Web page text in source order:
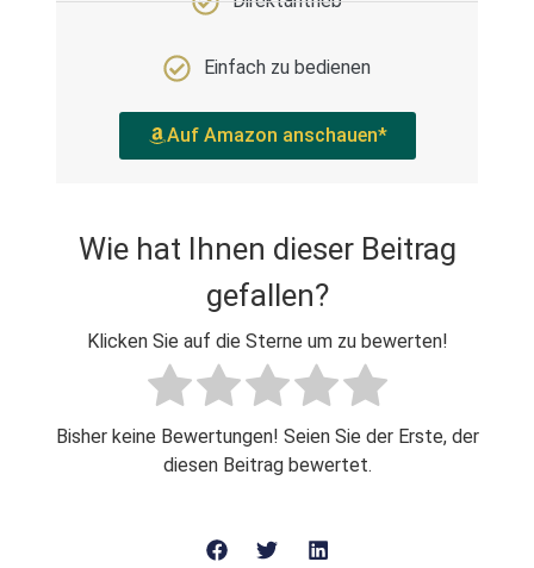
Einfach zu bedienen
Auf Amazon anschauen*
Wie hat Ihnen dieser Beitrag
gefallen?
Klicken Sie auf die Sterne um zu bewerten!
Bisher keine Bewertungen! Seien Sie der Erste, der
diesen Beitrag bewertet.